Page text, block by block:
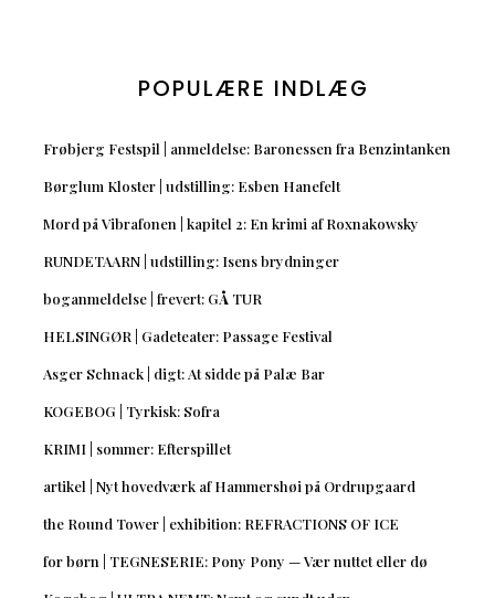
POPULÆRE INDLÆG
Frøbjerg Festspil | anmeldelse: Baronessen fra Benzintanken
Børglum Kloster | udstilling: Esben Hanefelt
Mord på Vibrafonen | kapitel 2: En krimi af Roxnakowsky
RUNDETAARN | udstilling: Isens brydninger
boganmeldelse | frevert: GÅ TUR
HELSINGØR | Gadeteater: Passage Festival
Asger Schnack | digt: At sidde på Palæ Bar
KOGEBOG | Tyrkisk: Sofra
KRIMI | sommer: Efterspillet
artikel | Nyt hovedværk af Hammershøi på Ordrupgaard
the Round Tower | exhibition: REFRACTIONS OF ICE
for børn | TEGNESERIE: Pony Pony — Vær nuttet eller dø